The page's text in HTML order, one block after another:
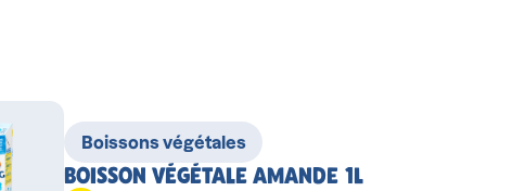
Boissons végétales
BOISSON VÉGÉTALE AMANDE 1L